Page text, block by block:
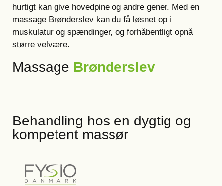
hurtigt kan give hovedpine og andre gener. Med en
massage Brønderslev kan du få løsnet op i
muskulatur og spændinger, og forhåbentligt opnå
større velvære.
Massage Brønderslev
Behandling hos en dygtig og
kompetent massør